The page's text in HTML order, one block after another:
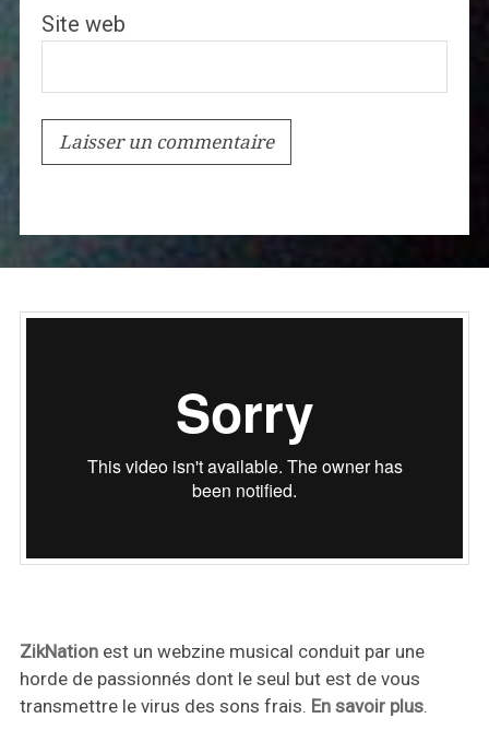
Site web
ZikNationest un webzine musical conduit par une
horde de passionnés dont le seul but est de vous
transmettre le virus des sons frais. En savoir plus.